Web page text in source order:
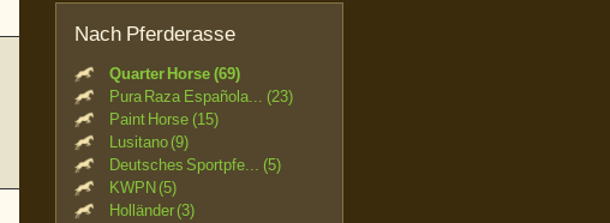
Nach Pferderasse
Quarter Horse (69)
Pura Raza Española... (23)
Paint Horse (15)
Lusitano (9)
Deutsches Sportpfe... (5)
KWPN (5)
Holländer (3)